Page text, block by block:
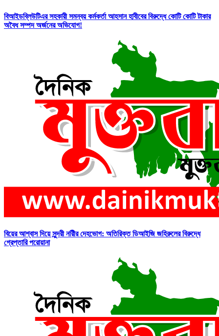
বিআইডব্লিউটিএর সহকারী সমন্বয় কর্মকর্তা আহসান হাবীবের বিরুদ্ধে কোটি কোটি টাকার
অবৈধ সম্পদ অর্জনের অভিযোগ!
বিয়ের আশ্বাস দিয়ে সুন্দরী নরিীর দেহভোগ: অতিরিক্ত ডিআইজি জহিরুলের বিরুদ্ধে
গ্রেপ্তারি পরোয়ানা